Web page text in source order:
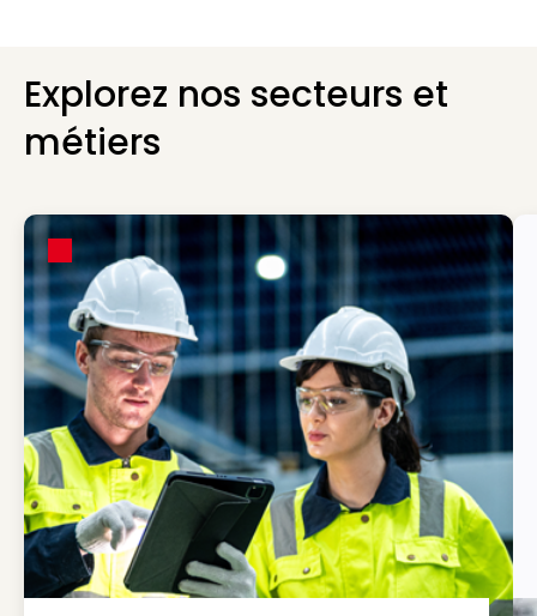
Explorez nos secteurs et
métiers